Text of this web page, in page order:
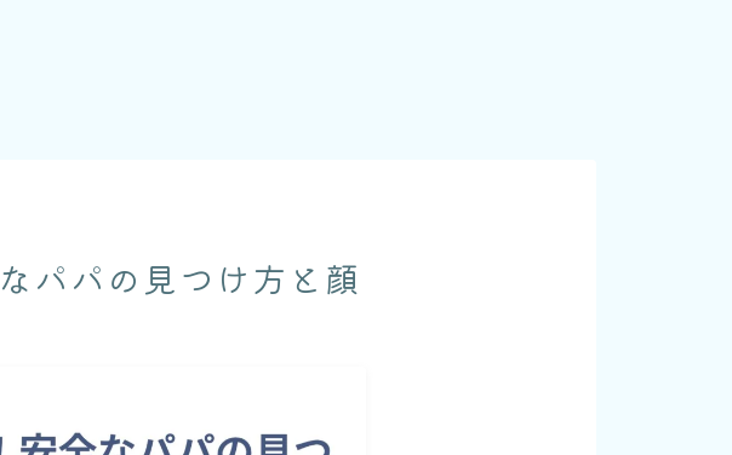
パパの見つけ方と顔